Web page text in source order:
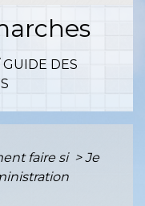
GUIDE DES
faire si > Je